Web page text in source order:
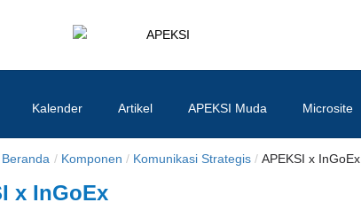
APEKSI
Kalender Artikel APEKSI Muda Microsite
Beranda / Komponen / Komunikasi Strategis / APEKSI x InGoEx
x InGoEx